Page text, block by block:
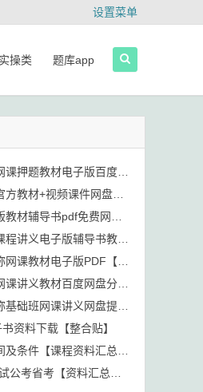
设置菜单
实操类 题库app
子版百度网盘分享【资源汇总帖】
材+视频课件网盘资源分享
书pdf免费网盘下载【整合贴】
电子版辅导书教材网盘提取码
材电子版PDF【链接汇总】
材百度网盘分享【资源汇总帖】
讲义网盘提取码下载【资源汇总】
资料下载【整合贴】
条件【课程资料汇总贴】
考省考【资料汇总贴】